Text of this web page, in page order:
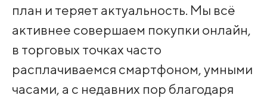
план и теряет актуальность. Мы всё
активнее совершаем покупки онлайн,
в торговых точках часто
расплачиваемся смартфоном, умными
часами, а с недавних пор благодаря